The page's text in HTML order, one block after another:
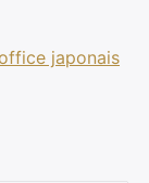
japonais